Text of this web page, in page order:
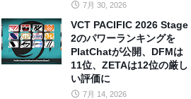
7月 30, 2026
VCT PACIFIC 2026 Stage
2のパワーランキングを
PlatChatが公開、DFMは
11位、ZETAは12位の厳し
い評価に
7月 14, 2026